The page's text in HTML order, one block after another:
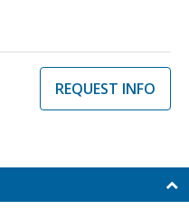
REQUEST INFO